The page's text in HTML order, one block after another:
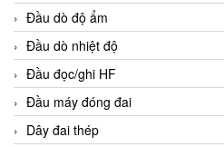
Đầu dò độ ẩm
Đầu dò nhiệt độ
Đầu đọc/ghi HF
Đầu máy đóng đai
Dây đai thép